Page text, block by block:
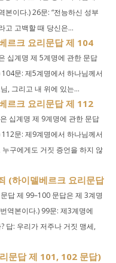
본이다.) 26문: “전능하신 성부
고 고백할 때 당신은...
르크 요리문답 제 104
십계명 제 5계명에 관한 문답
문: 제5계명에서 하나님께서
, 그리고 내 위에 있는...
르크 요리문답 제 112
십계명 제 9계명에 관한 문답
문: 제9계명에서 하나님께서
구에게도 거짓 증언을 하지 않
(하이델베르크 요리문답
답 제 99–100 문답은 제 3계명
역본이다.) 99문: 제3계명에
답: 우리가 저주나 거짓 맹세,
문답 제 101, 102 문답)